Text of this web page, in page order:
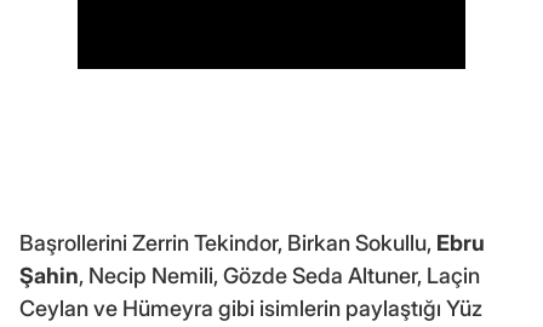
Başrollerini Zerrin Tekindor, Birkan Sokullu, Ebru
Şahin, Necip Nemili, Gözde Seda Altuner, Laçin
Ceylan ve Hümeyra gibi isimlerin paylaştığı Yüz